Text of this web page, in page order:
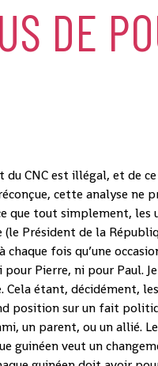
DE
CNC est illégal, et de
cette analyse ne
que tout simplement, les
Président de la
fois qu’une
Pierre, ni pour Paul.
étant, décidément,
position sur un fait
un parent, ou un allié.
guinéen veut un